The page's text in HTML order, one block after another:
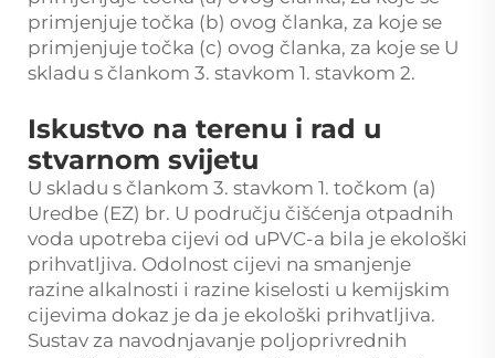
primjenjuje točka (b) ovog članka, za koje se
primjenjuje točka (c) ovog članka, za koje se U
skladu s člankom 3. stavkom 1. stavkom 2.
Iskustvo na terenu i rad u
stvarnom svijetu
U skladu s člankom 3. stavkom 1. točkom (a)
Uredbe (EZ) br. U području čišćenja otpadnih
voda upotreba cijevi od uPVC-a bila je ekološki
prihvatljiva. Odolnost cijevi na smanjenje
razine alkalnosti i razine kiselosti u kemijskim
cijevima dokaz je da je ekološki prihvatljiva.
Sustav za navodnjavanje poljoprivrednih